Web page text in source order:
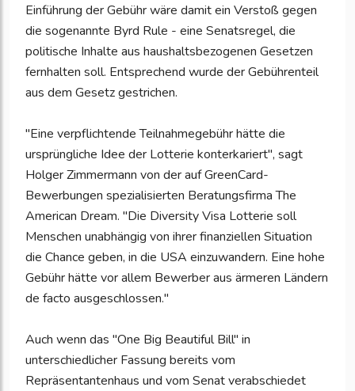
Einführung der Gebühr wäre damit ein Verstoß gegen
die sogenannte Byrd Rule - eine Senatsregel, die
politische Inhalte aus haushaltsbezogenen Gesetzen
fernhalten soll. Entsprechend wurde der Gebührenteil
aus dem Gesetz gestrichen.
"Eine verpflichtende Teilnahmegebühr hätte die
ursprüngliche Idee der Lotterie konterkariert", sagt
Holger Zimmermann von der auf GreenCard-
Bewerbungen spezialisierten Beratungsfirma The
American Dream. "Die Diversity Visa Lotterie soll
Menschen unabhängig von ihrer finanziellen Situation
die Chance geben, in die USA einzuwandern. Eine hohe
Gebühr hätte vor allem Bewerber aus ärmeren Ländern
de facto ausgeschlossen."
Auch wenn das "One Big Beautiful Bill" in
unterschiedlicher Fassung bereits vom
Repräsentantenhaus und vom Senat verabschiedet